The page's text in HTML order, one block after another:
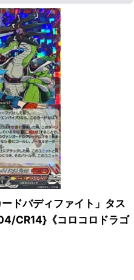
ドバディファイト」タス
CR14}《コロコロドラゴ